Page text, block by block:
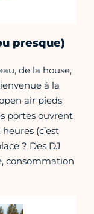
presque)
de la house,
à la
air pieds
portes ouvrent
(c’est
? Des DJ
consommation